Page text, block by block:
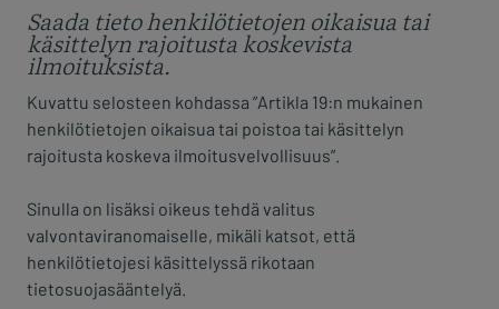
Saada tieto henkilötietojen oikaisua tai
käsittelyn rajoitusta koskevista
ilmoituksista.
Kuvattu selosteen kohdassa ”Artikla 19:n mukainen
henkilötietojen oikaisua tai poistoa tai käsittelyn
rajoitusta koskeva ilmoitusvelvollisuus”.
Sinulla on lisäksi oikeus tehdä valitus
valvontaviranomaiselle, mikäli katsot, että
henkilötietojesi käsittelyssä rikotaan
tietosuojasääntelyä.